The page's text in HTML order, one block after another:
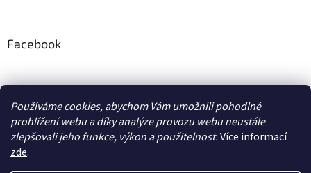
Používáme cookies, abychom Vám umožnili pohodlné
prohlížení webu a díky analýze provozu webu neustále
zlepšovali jeho funkce, výkon a použitelnost.Více informací
zde.
Facebook
skotti-grill-cz.eu transcool.cz